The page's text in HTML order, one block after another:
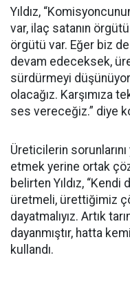
Yıldız,
var, ilaç satanın
örgütü var. Eğer biz de
devam edeceksek,
sürdürmeyi
olacağız. Karşımıza
ses vereceğiz.” diye
Üreticilerin
etmek yerine ortak
belirten Yıldız,
üretmeli, ürettiğimiz
dayatmalıyız. Artık
dayanmıştır, hatta
kullandı.